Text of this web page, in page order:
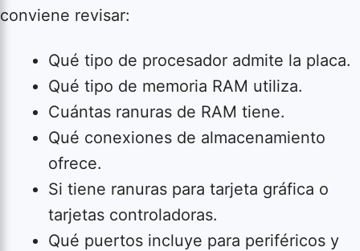
conviene revisar:
Qué tipo de procesador admite la placa.
Qué tipo de memoria RAM utiliza.
Cuántas ranuras de RAM tiene.
Qué conexiones de almacenamiento
ofrece.
Si tiene ranuras para tarjeta gráfica o
tarjetas controladoras.
Qué puertos incluye para periféricos y